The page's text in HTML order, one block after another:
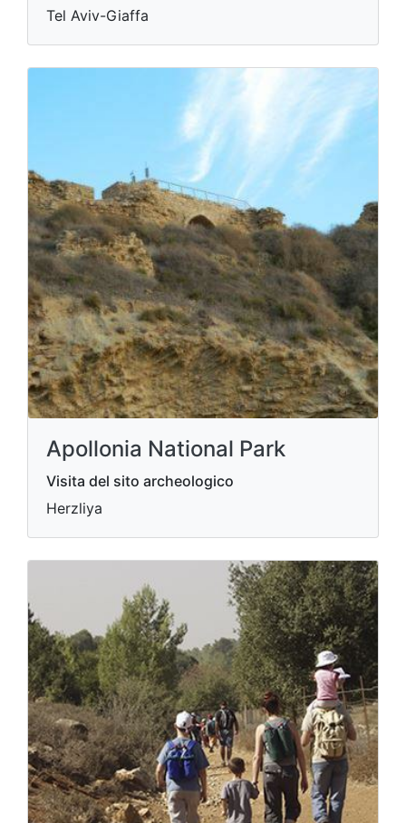
Tel Aviv-Giaffa
Apollonia National Park
Visita del sito archeologico
Herzliya